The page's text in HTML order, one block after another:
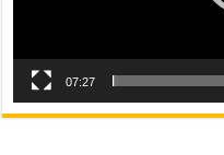
07:27